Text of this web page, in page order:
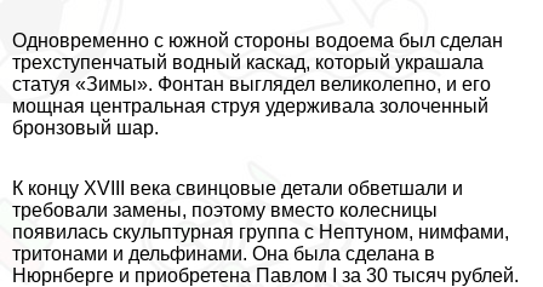
Одновременно с южной стороны водоема был сделан
трехступенчатый водный каскад, который украшала
статуя «Зимы». Фонтан выглядел великолепно, и его
мощная центральная струя удерживала золоченный
бронзовый шар.
К концу XVIII века свинцовые детали обветшали и
требовали замены, поэтому вместо колесницы
появилась скульптурная группа с Нептуном, нимфами,
тритонами и дельфинами. Она была сделана в
Нюрнберге и приобретена Павлом I за 30 тысяч рублей.